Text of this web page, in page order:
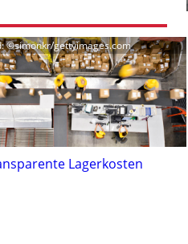
©simonkr/gettyimages.com
Lagerkosten